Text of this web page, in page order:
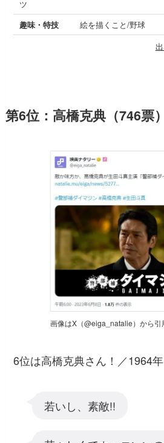
ツ
趣味・特技
絵を描くこと/野球
第6位：高橋克典（746票）
画像はX（@eiga_natalie）から引
6位は高橋克典さん！／1964
若いし、素敵!!